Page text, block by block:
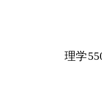
理学